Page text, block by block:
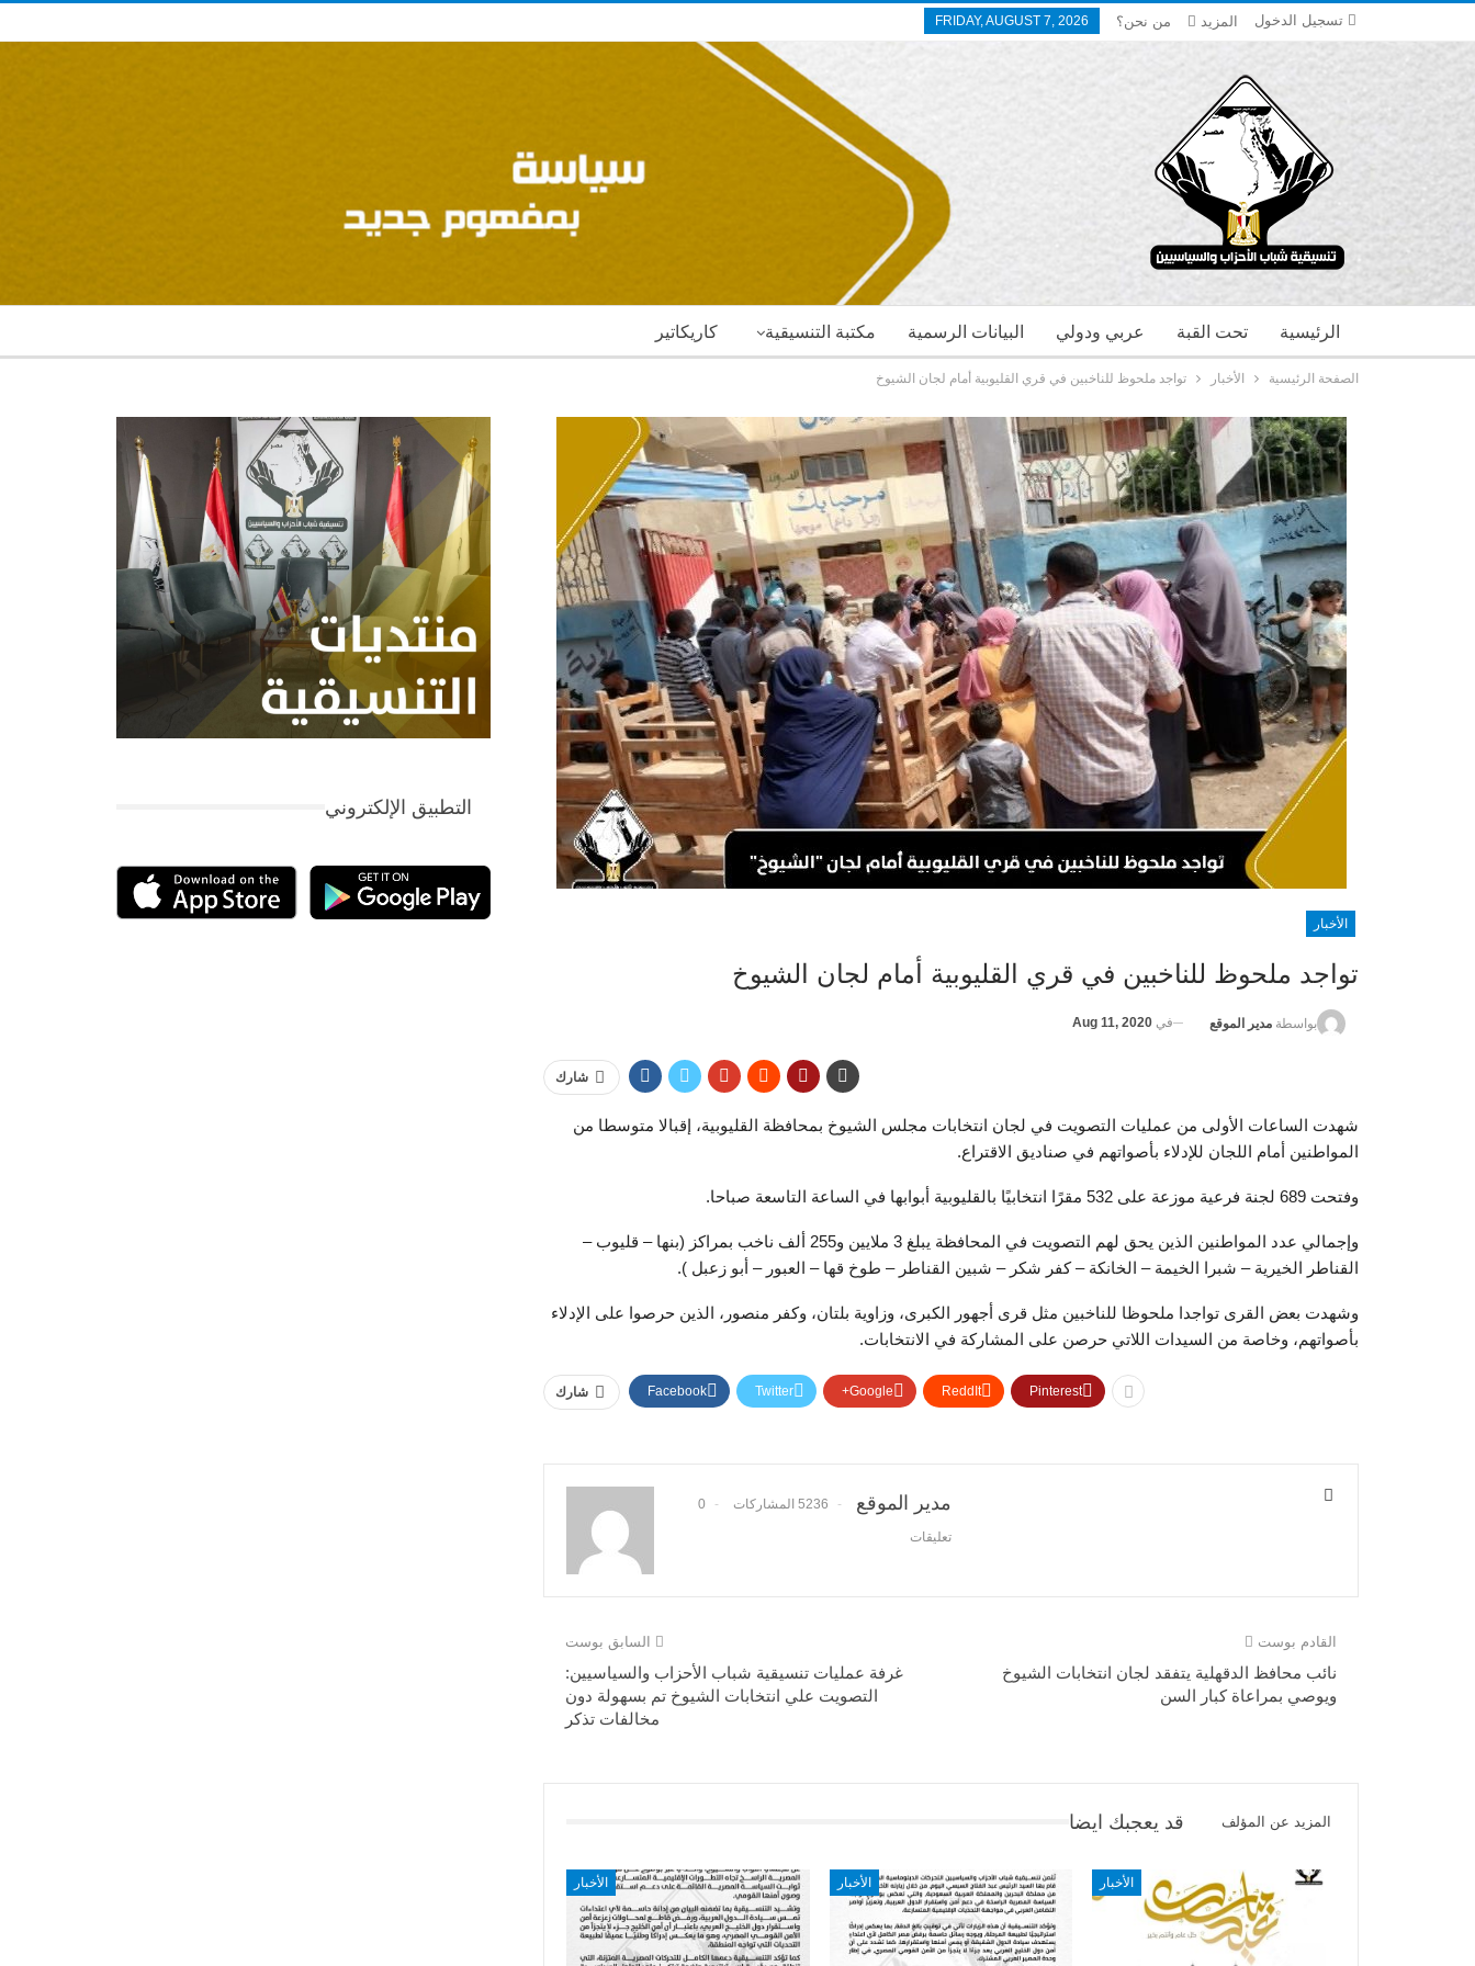
تسجيل الدخول FRIDAY, AUGUST 7, 2026 من نحن؟ المزيد
كاريكاتير مكتبة التنسيقية البيانات الرسمية عربي ودولي تحت القبة الرئيسية
الصفحة الرئيسية الأخبار تواجد ملحوظ للناخبين في قري القليوبية أمام لجان الشيوخ
الأخبار
تواجد ملحوظ للناخبين في قري القليوبية أمام لجان الشيوخ
بواسطة مدير الموقع في Aug 11, 2020
شارك
شهدت الساعات الأولى من عمليات التصويت في لجان انتخابات مجلس الشيوخ بمحافظة القليوبية، إقبالا متوسطا من
المواطنين أمام اللجان للإدلاء بأصواتهم في صناديق الاقتراع.
وفتحت 689 لجنة فرعية موزعة على 532 مقرًا انتخابيًا بالقليوبية أبوابها في الساعة التاسعة صباحا.
وإجمالي عدد المواطنين الذين يحق لهم التصويت في المحافظة يبلغ 3 ملايين و255 ألف ناخب بمراكز (بنها – قليوب –
القناطر الخيرية – شبرا الخيمة – الخانكة – كفر شكر – شبين القناطر – طوخ قها – العبور – أبو زعبل ).
وشهدت بعض القرى تواجدا ملحوظا للناخبين مثل قرى أجهور الكبرى، وزاوية بلتان، وكفر منصور، الذين حرصوا على الإدلاء
بأصواتهم، وخاصة من السيدات اللاتي حرصن على المشاركة في الانتخابات.
شارك Facebook Twitter Google+ ReddIt Pinterest
مدير الموقع 5236 المشاركات 0
تعليقات
السابق بوست
غرفة عمليات تنسيقية شباب الأحزاب والسياسيين:
التصويت علي انتخابات الشيوخ تم بسهولة دون
مخالفات تذكر
القادم بوست
نائب محافظ الدقهلية يتفقد لجان انتخابات الشيوخ
ويوصي بمراعاة كبار السن
قد يعجبك ايضا المزيد عن المؤلف
الأخبار الأخبار الأخبار
التطبيق الإلكتروني